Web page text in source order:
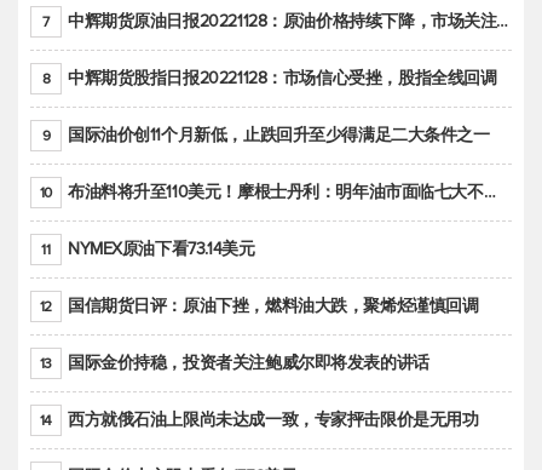
7 中辉期货原油日报20221128：原油价格持续下降，市场关注OPEC+新一轮产能政策
8 中辉期货股指日报20221128：市场信心受挫，股指全线回调
9 国际油价创11个月新低，止跌回升至少得满足二大条件之一
10 布油料将升至110美元！摩根士丹利：明年油市面临七大不确定性
11 NYMEX原油下看73.14美元
12 国信期货日评：原油下挫，燃料油大跌，聚烯烃谨慎回调
13 国际金价持稳，投资者关注鲍威尔即将发表的讲话
14 西方就俄石油上限尚未达成一致，专家抨击限价是无用功